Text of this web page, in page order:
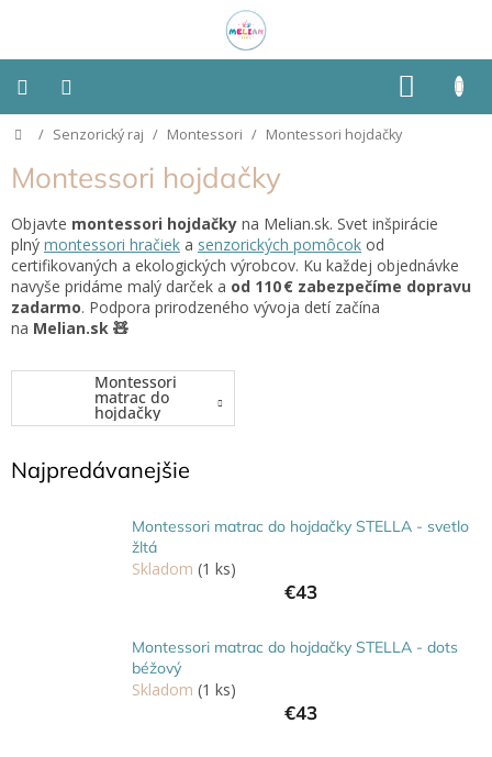
KOŠÍK
Montessori
Senzorické
pomôcky
typu
vlastností
Domov
/ Senzorický raj / Montessori / Montessori hojdačky
Montessori hojdačky
Objavte montessori hojdačky na Melian.sk. Svet inšpirácie
plný montessori hračiek a senzorických pomôcok od
certifikovaných a ekologických výrobcov. Ku každej objednávke
navyše pridáme malý darček a od 110 € zabezpečíme dopravu
zadarmo. Podpora prirodzeného vývoja detí začína
na Melian.sk 🧸
Montessori
matrac do
hojdačky
Najpredávanejšie
Montessori matrac do hojdačky STELLA - svetlo
žltá
Skladom (1 ks)
€43
Montessori matrac do hojdačky STELLA - dots
béžový
Skladom (1 ks)
€43